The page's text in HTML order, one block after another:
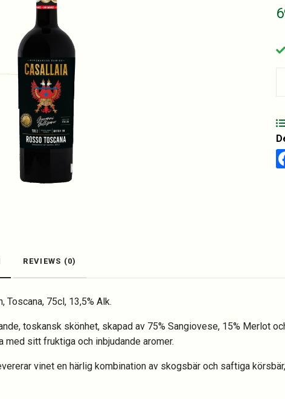
REVIEWS (0)
Toscana, 75cl, 13,5% Alk.
toskansk skönhet, skapad av 75% Sangiovese, 15% Merlot
med sitt fruktiga och inbjudande aromer.
vinet en härlig kombination av skogsbär och saftiga